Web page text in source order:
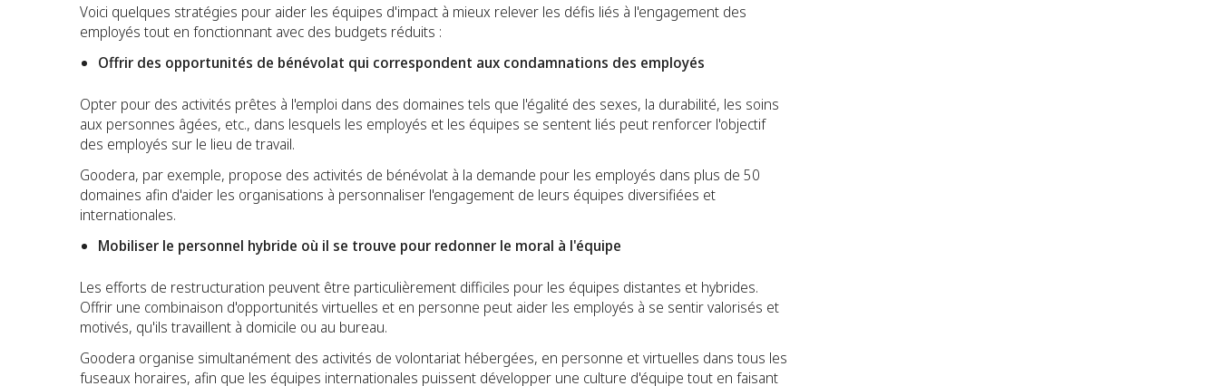
Voici quelques stratégies pour aider les équipes d'impact à mieux relever les défis liés à l'engagement des
employés tout en fonctionnant avec des budgets réduits :
Offrir des opportunités de bénévolat qui correspondent aux condamnations des employés
Opter pour des activités prêtes à l'emploi dans des domaines tels que l'égalité des sexes, la durabilité, les soins
aux personnes âgées, etc., dans lesquels les employés et les équipes se sentent liés peut renforcer l'objectif
des employés sur le lieu de travail.
Goodera, par exemple, propose des activités de bénévolat à la demande pour les employés dans plus de 50
domaines afin d'aider les organisations à personnaliser l'engagement de leurs équipes diversifiées et
internationales.
Mobiliser le personnel hybride où il se trouve pour redonner le moral à l'équipe
Les efforts de restructuration peuvent être particulièrement difficiles pour les équipes distantes et hybrides.
Offrir une combinaison d'opportunités virtuelles et en personne peut aider les employés à se sentir valorisés et
motivés, qu'ils travaillent à domicile ou au bureau.
Goodera organise simultanément des activités de volontariat hébergées, en personne et virtuelles dans tous les
fuseaux horaires, afin que les équipes internationales puissent développer une culture d'équipe tout en faisant